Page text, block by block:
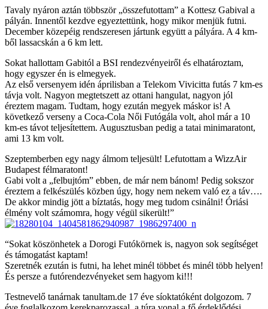
Tavaly nyáron aztán többször „összefutottam” a Kottesz Gabival a
pályán. Innentől kezdve egyeztettünk, hogy mikor menjük futni.
December közepéig rendszeresen jártunk együtt a pályára. A 4 km-
ből lassacskán a 6 km lett.
Sokat hallottam Gabitól a BSI rendezvényeiről és elhatároztam,
hogy egyszer én is elmegyek.
Az első versenyem idén áprilisban a Telekom Vivicitta futás 7 km-es
távja volt. Nagyon megtetszett az ottani hangulat, nagyon jól
éreztem magam. Tudtam, hogy ezután megyek máskor is! A
következő verseny a Coca-Cola Női Futógála volt, ahol már a 10
km-es távot teljesítettem. Augusztusban pedig a tatai minimaratont,
ami 13 km volt.
Szeptemberben egy nagy álmom teljesült! Lefutottam a WizzAir
Budapest félmaratont!
Gabi volt a „felbujtóm” ebben, de már nem bánom! Pedig sokszor
éreztem a felkészülés közben úgy, hogy nem nekem való ez a táv….
De akkor mindig jött a bíztatás, hogy meg tudom csinálni! Óriási
élmény volt számomra, hogy végül sikerült!”
“Sokat köszönhetek a Dorogi Futókörnek is, nagyon sok segítséget
és támogatást kaptam!
Szeretnék ezután is futni, ha lehet minél többet és minél több helyen!
És persze a futórendezvényeket sem hagyom ki!!!
Testnevelő tanárnak tanultam.de 17 éve síoktatóként dolgozom. 7